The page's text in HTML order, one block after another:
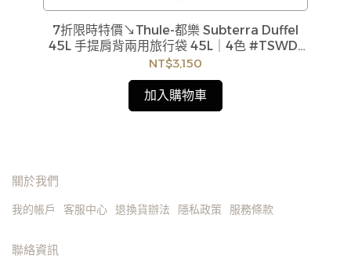
訂購注意事項 :
商品流動性快且多個平台共用庫存，偶有下單後缺貨
情形，客服人員將立即與您聯繫交期或更換商品，如
無法出貨，本公司將有權取消訂單，造成不便尚請見
諒。如遇庫存不足無法下單，亦歡迎洽詢客服。
7折限時特價↘Thule-都樂 Subterra Duffel
45L 手提肩背兩用旅行袋 45L｜4色 #TSWD-
345
NT$3,150
加入購物車
關於我們
我的帳戶 客服中心 退換貨辦法 隱私政策 服務條款
聯絡資訊